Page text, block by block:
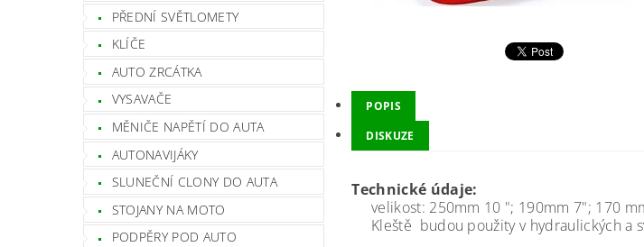
PŘEDNÍ SVĚTLOMETY
KLÍČE
AUTO ZRCÁTKA
VYSAVAČE
MĚNIČE NAPĚTÍ DO AUTA
AUTONAVIJÁKY
SLUNEČNÍ CLONY DO AUTA
STOJANY NA MOTO
PODPĚRY POD AUTO
POPIS
DISKUZE
Technické údaje:
velikost: 250mm 10 "; 190mm 7"; 170
Kleště budou použity v hydraulických a